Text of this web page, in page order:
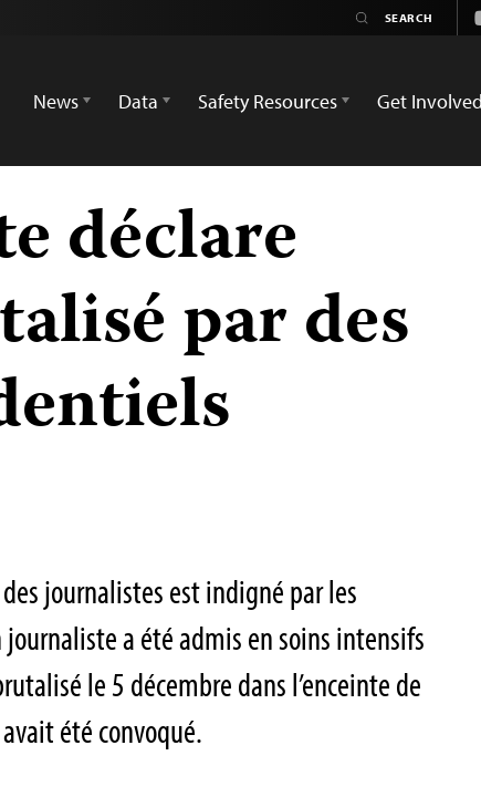
News
Data Safety Resources Get Involved
déclare
par des
journalistes est indigné par les
a été admis en soins intensifs
le 5 décembre dans l’enceinte de
été convoqué.